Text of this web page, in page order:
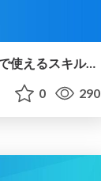
Copilot / Claude Code 両方で使えるスキル・ハーネスの紹介 - Claude Codeスキル・ハーネス社内勉強会
0 290